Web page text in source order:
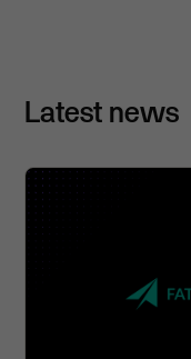
Latest news